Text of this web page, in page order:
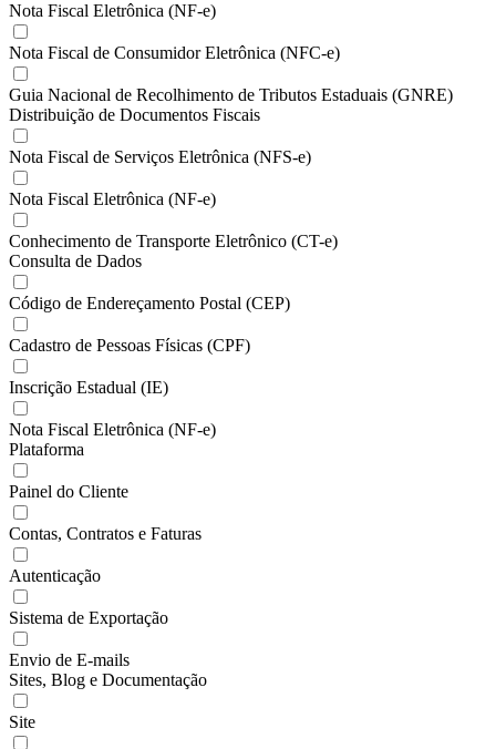
Nota Fiscal Eletrônica (NF-e)
Nota Fiscal de Consumidor Eletrônica (NFC-e)
Guia Nacional de Recolhimento de Tributos Estaduais (GNRE)
Distribuição de Documentos Fiscais
Nota Fiscal de Serviços Eletrônica (NFS-e)
Nota Fiscal Eletrônica (NF-e)
Conhecimento de Transporte Eletrônico (CT-e)
Consulta de Dados
Código de Endereçamento Postal (CEP)
Cadastro de Pessoas Físicas (CPF)
Inscrição Estadual (IE)
Nota Fiscal Eletrônica (NF-e)
Plataforma
Painel do Cliente
Contas, Contratos e Faturas
Autenticação
Sistema de Exportação
Envio de E-mails
Sites, Blog e Documentação
Site